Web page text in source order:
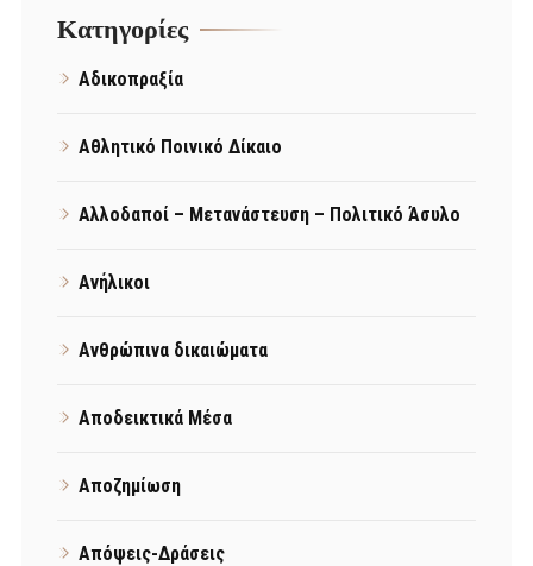
Kατηγορίες
Αδικοπραξία
Αθλητικό Ποινικό Δίκαιο
Αλλοδαποί – Μετανάστευση – Πολιτικό Άσυλο
Ανήλικοι
Ανθρώπινα δικαιώματα
Αποδεικτικά Μέσα
Αποζημίωση
Απόψεις-Δράσεις